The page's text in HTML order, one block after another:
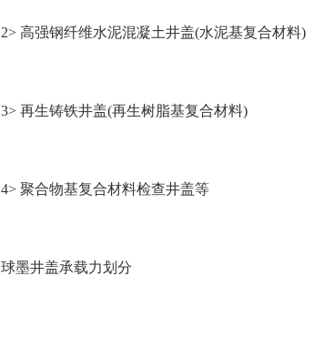
2> 高强钢纤维水泥混凝土井盖(水泥基复合材料)
3> 再生铸铁井盖(再生树脂基复合材料)
4> 聚合物基复合材料检查井盖等
球墨井盖承载力划分